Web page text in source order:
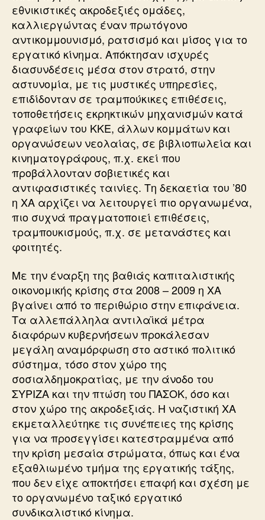
εθνικιστικές ακροδεξιές ομάδες,
καλλιεργώντας έναν πρωτόγονο
αντικομμουνισμό, ρατσισμό και μίσος για το
εργατικό κίνημα. Απόκτησαν ισχυρές
διασυνδέσεις μέσα στον στρατό, στην
αστυνομία, με τις μυστικές υπηρεσίες,
επιδίδονταν σε τραμπούκικες επιθέσεις,
τοποθετήσεις εκρηκτικών μηχανισμών κατά
γραφείων του ΚΚΕ, άλλων κομμάτων και
οργανώσεων νεολαίας, σε βιβλιοπωλεία και
κινηματογράφους, π.χ. εκεί που
προβάλλονταν σοβιετικές και
αντιφασιστικές ταινίες. Τη δεκαετία του ’80
η ΧΑ αρχίζει να λειτουργεί πιο οργανωμένα,
πιο συχνά πραγματοποιεί επιθέσεις,
τραμπουκισμούς, π.χ. σε μετανάστες και
φοιτητές.
Με την έναρξη της βαθιάς καπιταλιστικής
οικονομικής κρίσης στα 2008 – 2009 η ΧΑ
βγαίνει από το περιθώριο στην επιφάνεια.
Τα αλλεπάλληλα αντιλαϊκά μέτρα
διαφόρων κυβερνήσεων προκάλεσαν
μεγάλη αναμόρφωση στο αστικό πολιτικό
σύστημα, τόσο στον χώρο της
σοσιαλδημοκρατίας, με την άνοδο του
ΣΥΡΙΖΑ και την πτώση του ΠΑΣΟΚ, όσο και
στον χώρο της ακροδεξιάς. Η ναζιστική ΧΑ
εκμεταλλεύτηκε τις συνέπειες της κρίσης
για να προσεγγίσει κατεστραμμένα από
την κρίση μεσαία στρώματα, όπως και ένα
εξαθλιωμένο τμήμα της εργατικής τάξης,
που δεν είχε αποκτήσει επαφή και σχέση με
το οργανωμένο ταξικό εργατικό
συνδικαλιστικό κίνημα.